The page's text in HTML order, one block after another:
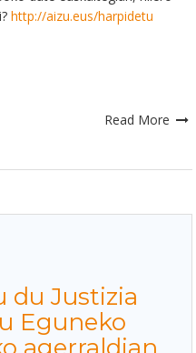
http://aizu.eus/harpidetu
Read More
du Justizia
Eguneko